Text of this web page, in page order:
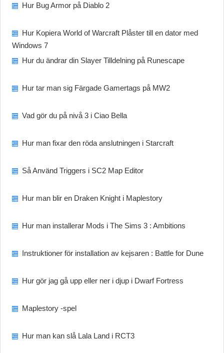
Hur Bug Armor på Diablo 2
Hur Kopiera World of Warcraft Plåster till en dator med
Windows 7
Hur du ändrar din Slayer Tilldelning på Runescape
Hur tar man sig Färgade Gamertags på MW2
Vad gör du på nivå 3 i Ciao Bella
Hur man fixar den röda anslutningen i Starcraft
Så Använd Triggers i SC2 Map Editor
Hur man blir en Draken Knight i Maplestory
Hur man installerar Mods i The Sims 3 : Ambitions
Instruktioner för installation av kejsaren : Battle for Dune
Hur gör jag gå upp eller ner i djup i Dwarf Fortress
Maplestory -spel
Hur man kan slå Lala Land i RCT3